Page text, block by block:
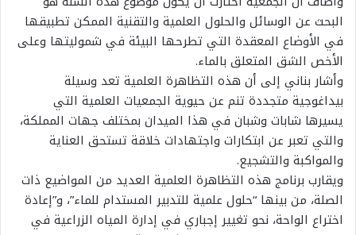
البحث عن الوسائل والحلول العلمية والتقنية الممكن تطبيقها
في الأوضاع المعقدة التي تطرحها البيئة في شموليتها وعلى
الأخص الشق المتعلق بالماء.
وأشار بناني إلى أن هذه التظاهرة العلمية تعد وسيلة
بيداغوجية متجددة تنم عن حيوية الجمعيات العلمية التي
يسيرها شابات وشبان في هذا الميدان بمختلف جهات المملكة،
والتي تعبر عن ابتكارات واجتهادات خلاقة تستحق العناية
والمواكبة والتشجيع.
ويقارب برنامج هذه التظاهرة العلمية العديد من المواضيع ذات
الصلة، من بينها “حلول علمية للتدبير المستدام للماء”، و”إعادة
اختراع الواحة، نحو تغيير إجباري في إدارة المياه الزراعية في